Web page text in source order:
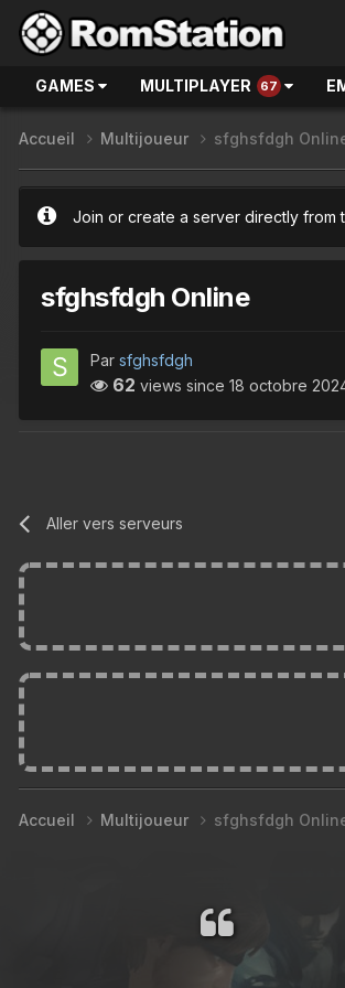
GAMES MULTIPLAYER 67
Accueil Multijoueur sfghsfdgh
Join or create a server directly from
sfghsfdgh Online
Par sfghsfdgh
62 views since 18 octobre
Aller vers serveurs
Accueil Multijoueur sfghsfdgh